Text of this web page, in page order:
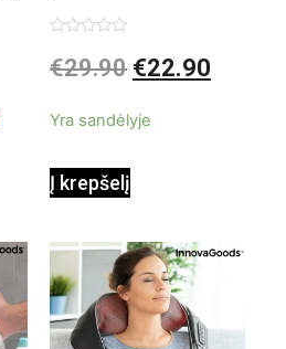
Baltai pilkas
0
iš
€29.90 €22.90
Yra sandėlyje
Į krepšelį